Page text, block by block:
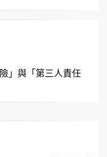
」與「第三人責任